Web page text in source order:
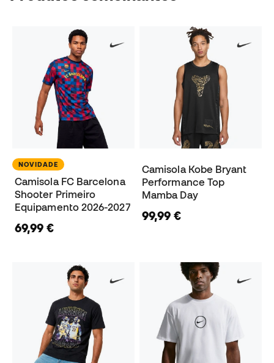
NOVIDADE
Camisola FC Barcelona
Shooter Primeiro
Equipamento 2026-2027
69,99 €
Camisola Kobe Bryant
Performance Top
Mamba Day
99,99 €